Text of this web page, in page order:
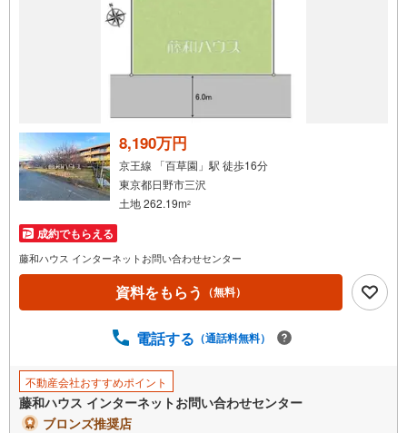
8,190万円
京王線 「百草園」駅 徒歩16分
東京都日野市三沢
土地 262.19m2
成約でもらえる
藤和ハウス インターネットお問い合わせセンター
資料をもらう （無料）
電話する （通話料無料）
不動産会社おすすめポイント
藤和ハウス インターネットお問い合わせセンター
ブロンズ推奨店